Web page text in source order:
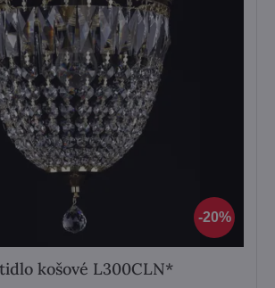
20%
košové L300CLN*